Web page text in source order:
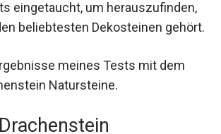
eingetaucht, um herauszufinden,
beliebtesten Dekosteinen gehört.
meines Tests mit dem
Natursteine.